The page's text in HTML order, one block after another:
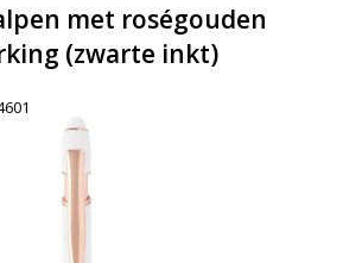
met roségouden
(zwarte inkt)